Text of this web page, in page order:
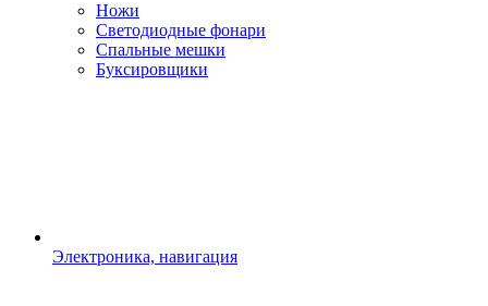
Ножи
Светодиодные фонари
Спальные мешки
Буксировщики
Электроника, навигация